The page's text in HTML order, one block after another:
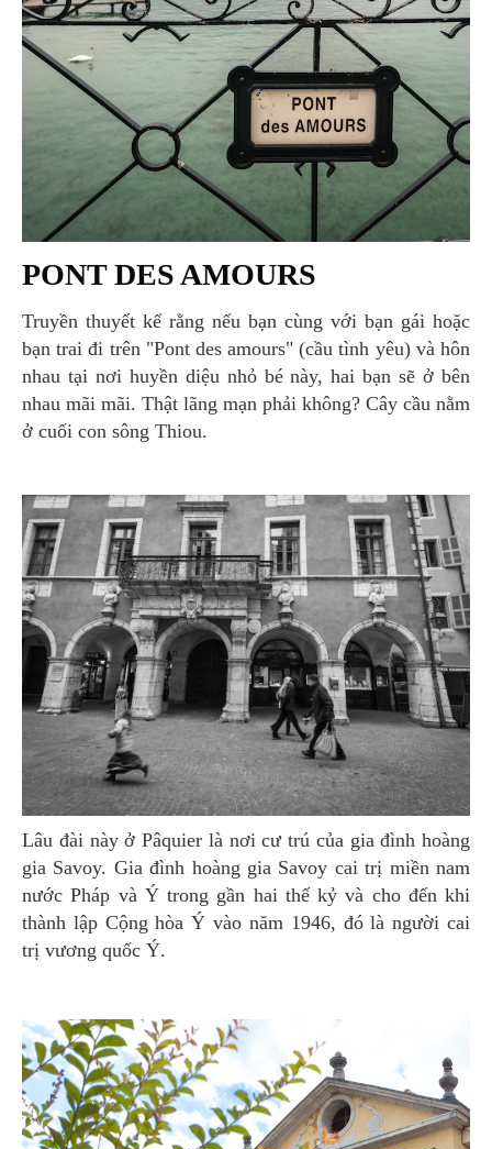
PONT DES AMOURS
Truyền thuyết kể rằng nếu bạn cùng với bạn gái hoặc
bạn trai đi trên "Pont des amours" (cầu tình yêu) và hôn
nhau tại nơi huyền diệu nhỏ bé này, hai bạn sẽ ở bên
nhau mãi mãi. Thật lãng mạn phải không? Cây cầu nằm
ở cuối con sông Thiou.
Lâu đài này ở Pâquier là nơi cư trú của gia đình hoàng
gia Savoy. Gia đình hoàng gia Savoy cai trị miền nam
nước Pháp và Ý trong gần hai thế kỷ và cho đến khi
thành lập Cộng hòa Ý vào năm 1946, đó là người cai
trị vương quốc Ý.